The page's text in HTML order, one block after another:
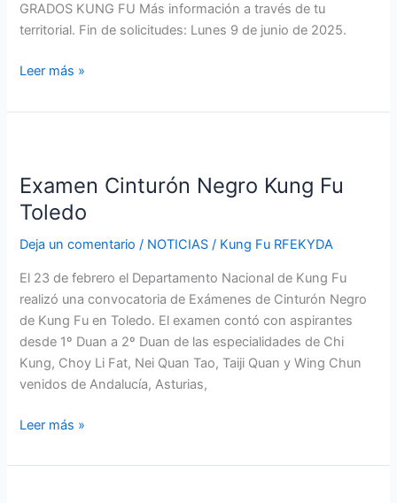
GRADOS KUNG FU Más información a través de tu
territorial. Fin de solicitudes: Lunes 9 de junio de 2025.
Leer más »
Examen Cinturón Negro Kung Fu
Toledo
Deja un comentario / NOTICIAS / Kung Fu RFEKYDA
El 23 de febrero el Departamento Nacional de Kung Fu
realizó una convocatoria de Exámenes de Cinturón Negro
de Kung Fu en Toledo. El examen contó con aspirantes
desde 1º Duan a 2º Duan de las especialidades de Chi
Kung, Choy Li Fat, Nei Quan Tao, Taiji Quan y Wing Chun
venidos de Andalucía, Asturias,
Negro
Kung
Toledo
Leer más »